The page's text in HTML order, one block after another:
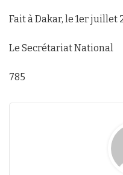
Fait à Dakar, le 1er juillet
Le Secrétariat National
785